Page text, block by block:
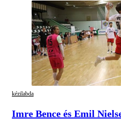
kézilabda
Imre Bence és Emil